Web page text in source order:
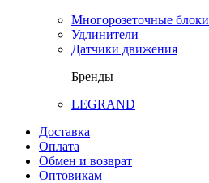
Многорозеточные блоки
Удлинители
Датчики движения
Бренды
LEGRAND
Доставка
Оплата
Обмен и возврат
Оптовикам